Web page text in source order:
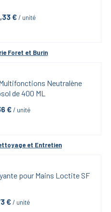
€ / unité
Foret et Burin
Neutralène
de 400 ML
€ / unité
et Entretien
pour Mains Loctite SF
€ / unité